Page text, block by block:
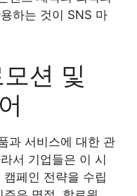
하는 것이 SNS 마
션 및
과 서비스에 대한 관
서 기업들은 이 시
페인 전략을 수립